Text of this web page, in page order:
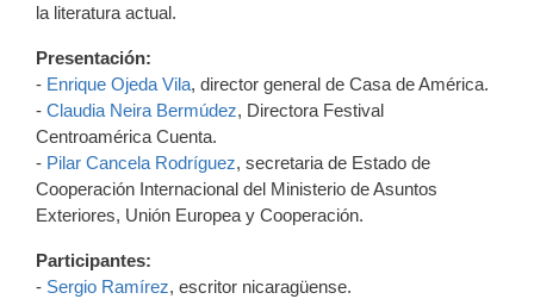
la literatura actual.
Presentación:
- Enrique Ojeda Vila, director general de Casa de América.
- Claudia Neira Bermúdez, Directora Festival
Centroamérica Cuenta.
- Pilar Cancela Rodríguez, secretaria de Estado de
Cooperación Internacional del Ministerio de Asuntos
Exteriores, Unión Europea y Cooperación.
Participantes:
- Sergio Ramírez, escritor nicaragüense.